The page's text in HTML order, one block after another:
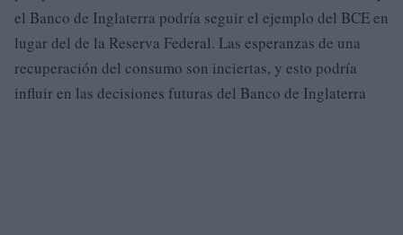
el Banco de Inglaterra podría seguir el ejemplo del BCE en
lugar del de la Reserva Federal. Las esperanzas de una
recuperación del consumo son inciertas, y esto podría
influir en las decisiones futuras del Banco de Inglaterra